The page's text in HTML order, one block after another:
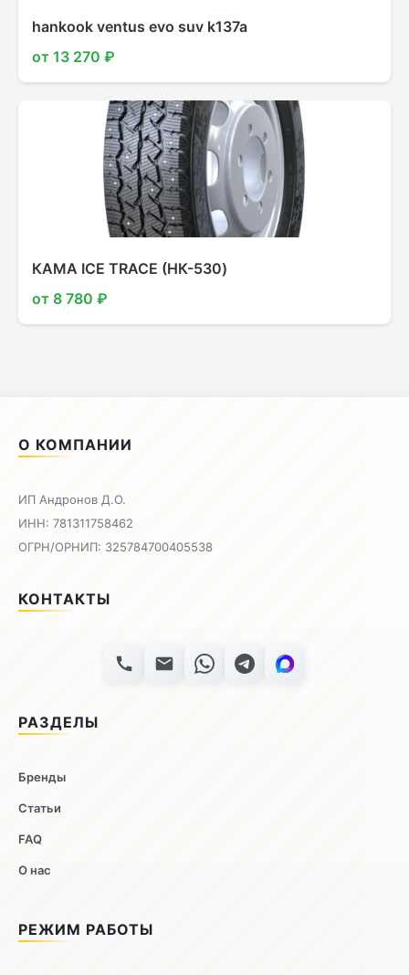
hankook ventus evo suv k137a
от 13 270 ₽
КАМА ICE TRACE (НК-530)
от 8 780 ₽
О КОМПАНИИ
ИП Андронов Д.О.
ИНН: 781311758462
ОГРН/ОРНИП: 325784700405538
КОНТАКТЫ
РАЗДЕЛЫ
Бренды
Статьи
FAQ
О нас
РЕЖИМ РАБОТЫ